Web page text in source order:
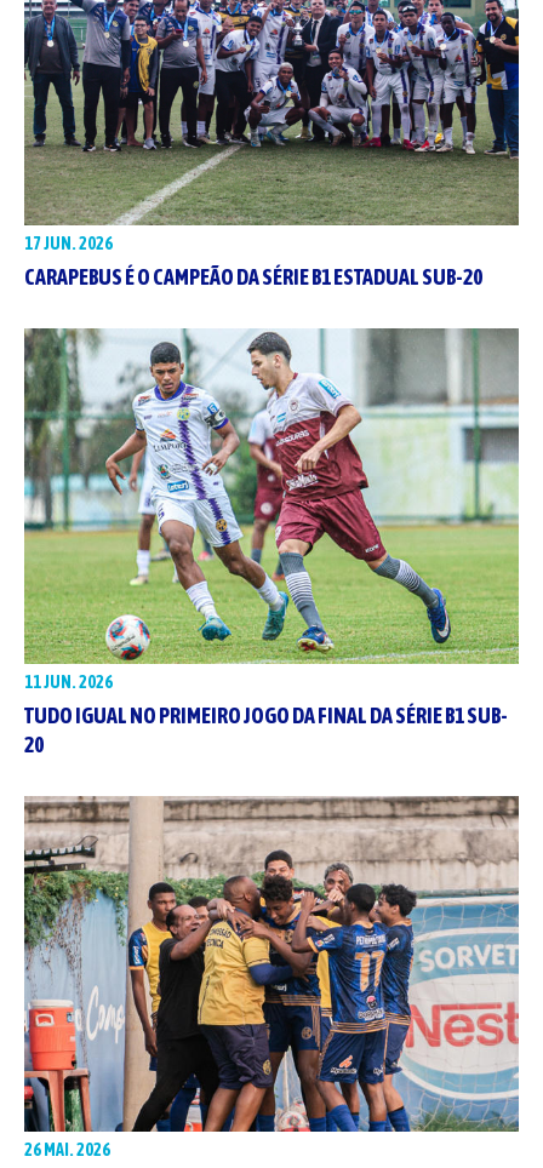
17 JUN. 2026
CARAPEBUS É O CAMPEÃO DA SÉRIE B1 ESTADUAL SUB-20
11 JUN. 2026
TUDO IGUAL NO PRIMEIRO JOGO DA FINAL DA SÉRIE B1 SUB-
20
26 MAI. 2026